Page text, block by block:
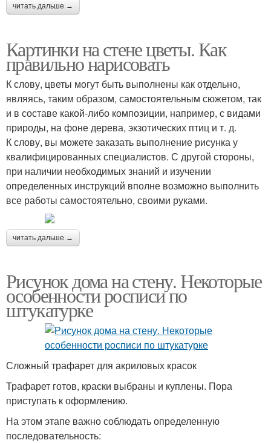
читать дальше →
Картинки на стене цветы. Как
правильно нарисовать
К слову, цветы могут быть выполнены как отдельно,
являясь, таким образом, самостоятельным сюжетом, так
и в составе какой-либо композиции, например, с видами
природы, на фоне дерева, экзотических птиц и т. д.
К слову, вы можете заказать выполнение рисунка у
квалифицированных специалистов. С другой стороны,
при наличии необходимых знаний и изучении
определенных инструкций вполне возможно выполнить
все работы самостоятельно, своими руками.
читать дальше →
Рисунок дома на стену. Некоторые
особенности росписи по
штукатурке
Сложный трафарет для акриловых красок
Трафарет готов, краски выбраны и куплены. Пора
приступать к оформлению.
На этом этапе важно соблюдать определенную
последовательность: